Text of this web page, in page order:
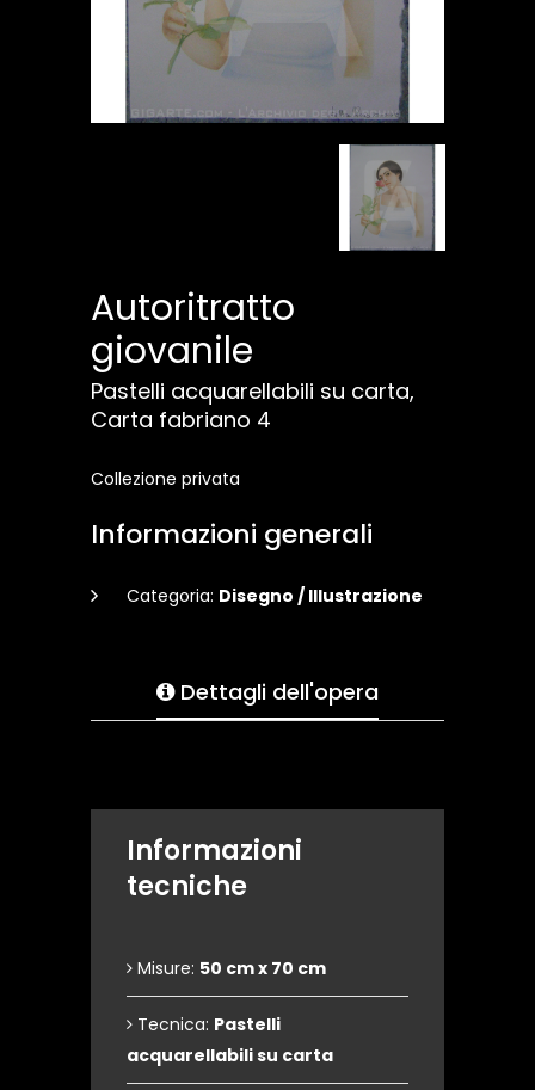
Autoritratto
giovanile
Pastelli acquarellabili su carta,
Carta fabriano 4
Collezione privata
Informazioni generali
Categoria: Disegno / Illustrazione
Dettagli dell'opera
Informazioni
tecniche
Misure: 50 cm x 70 cm
Tecnica: Pastelli
acquarellabili su carta